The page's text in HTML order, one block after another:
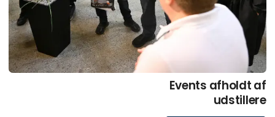
Events afholdt af
udstillere